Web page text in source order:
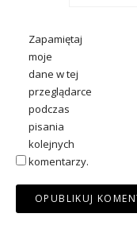
Zapamiętaj
moje
dane w tej
przeglądarce
podczas
pisania
kolejnych
komentarzy.